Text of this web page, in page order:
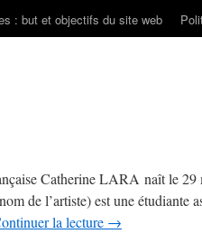
: but et objectifs du site web
Catherine LARA naît le 29
de l’artiste) est une étudiante
la lecture →